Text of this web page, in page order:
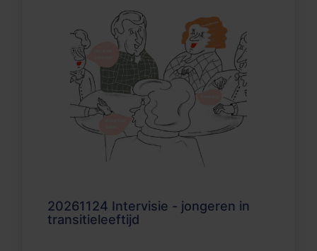
20261124 Intervisie - jongeren in
transitieleeftijd